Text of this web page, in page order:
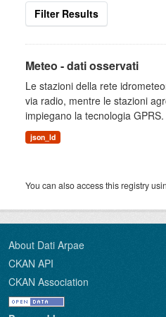
Filter Results
Meteo - dati osservati
Le stazioni della rete
via radio, mentre le stazioni
impiegano la tecnologia
json_ld
You can also access this registry
About Dati Arpae
CKAN API
CKAN Association